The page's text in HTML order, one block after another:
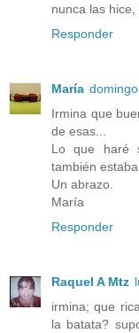
nunca las
Responder
María
Irmina que
de esas...
Lo que haré
también
Un abrazo.
María
Responder
Raquel A Mtz
irmina; que
la batata?